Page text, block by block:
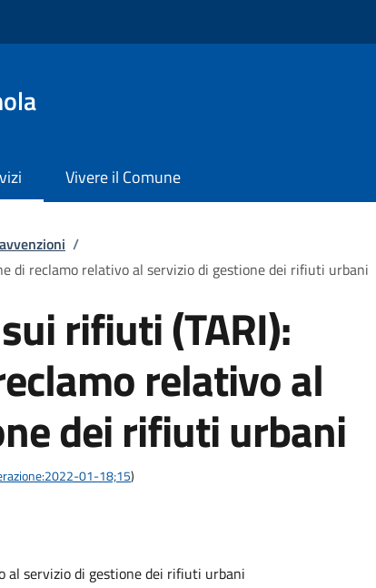
Vivere il Comune
/
di reclamo relativo al servizio di gestione dei rifiuti urbani
rifiuti (TARI):
relativo al
dei rifiuti urbani
01-18;15)
al servizio di gestione dei rifiuti urbani